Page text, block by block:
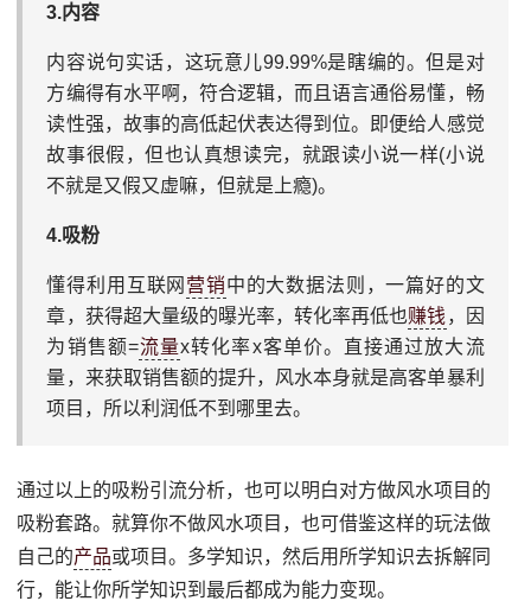
3.内容
内容说句实话，这玩意儿99.99%是瞎编的。但是对
方编得有水平啊，符合逻辑，而且语言通俗易懂，畅
读性强，故事的高低起伏表达得到位。即便给人感觉
故事很假，但也认真想读完，就跟读小说一样(小说
不就是又假又虚嘛，但就是上瘾)。
4.吸粉
懂得利用互联网 营销中的大数据法则，一篇好的文
章，获得超大量级的曝光率，转化率再低也赚钱 ，因
为销售额=流量x转化率x客单价。直接通过放大流
量，来获取销售额的提升，风水本身就是高客单暴利
项目，所以利润低不到哪里去。
通过以上的吸粉引流分析，也可以明白对方做风水项目的
吸粉套路。就算你不做风水项目，也可借鉴这样的玩法做
自己的产品或项目。多学知识，然后用所学知识去拆解同
行，能让你所学知识到最后都成为能力变现。